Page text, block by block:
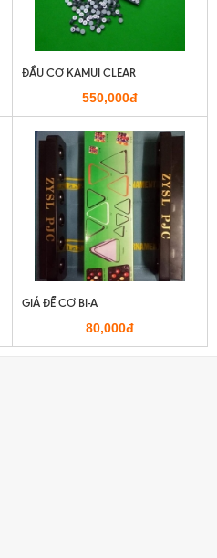
ĐẦU CƠ KAMUI CLEAR
550,000đ
GIÁ ĐỂ CƠ BI-A
80,000đ